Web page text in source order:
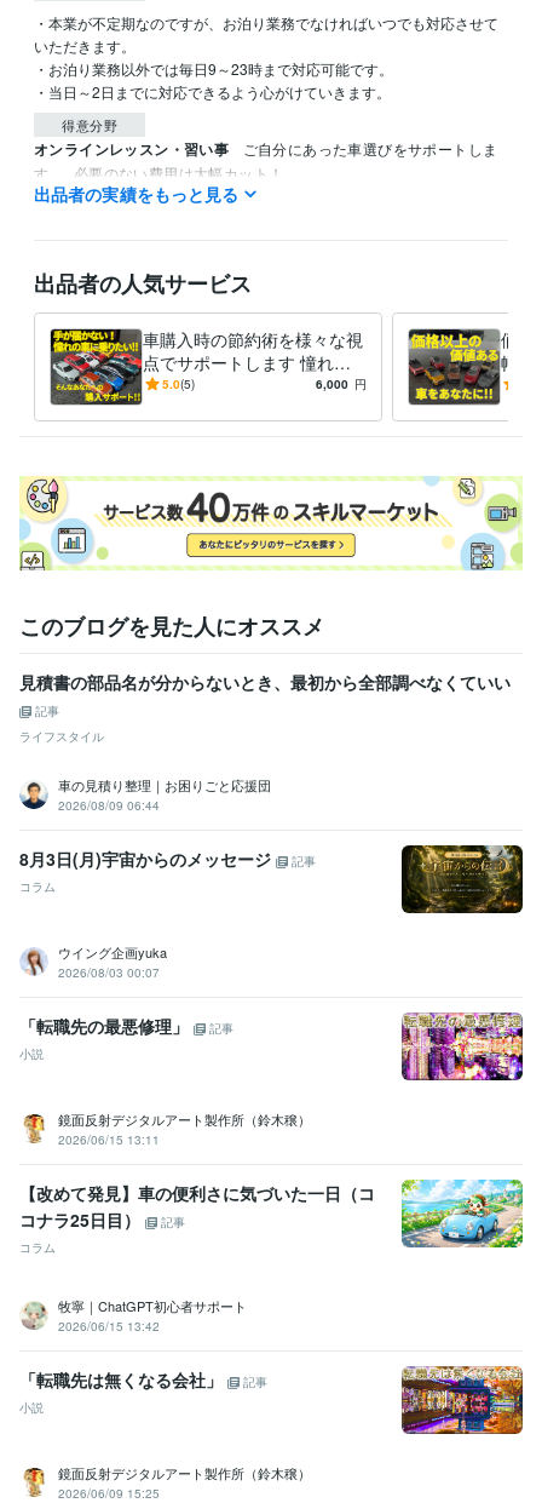
・本業が不定期なのですが、お泊り業務でなければいつでも対応させて
いただきます。
・お泊り業務以外では毎日9～23時まで対応可能です。
・当日～2日までに対応できるよう心がけていきます。
得意分野
オンラインレッスン・習い事
ご自分にあった車選びをサポートしま
す。
必要のない費用は大幅カット！
ココナラ 車 車選び 節約 カーライフ
出品者の実績をもっと見る
出品者の人気サービス
車購入時の節約術を様々な視
点でサポートします 憧れの
車に手が届かない・費用を抑
へ。
5.0(5) 6,000 円
価格
幅広
を見
ト
このブログを見た人にオススメ
見積書の部品名が分からないとき、最初から全部調べなくていい
記事
ライフスタイル
車の見積り整理｜お困りごと応援団
2026/08/09 06:44
8月3日(月)宇宙からのメッセージ
記事
コラム
ウイング企画yuka
2026/08/03 00:07
「転職先の最悪修理」
記事
小説
鏡面反射デジタルアート製作所（鈴木穣）
2026/06/15 13:11
【改めて発見】車の便利さに気づいた一日（コ
コナラ25日目）
記事
コラム
牧寧｜ChatGPT初心者サポート
2026/06/15 13:42
「転職先は無くなる会社」
記事
小説
鏡面反射デジタルアート製作所（鈴木穣）
2026/06/09 15:25